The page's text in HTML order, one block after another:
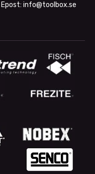
| Epost: info@toolbox.se